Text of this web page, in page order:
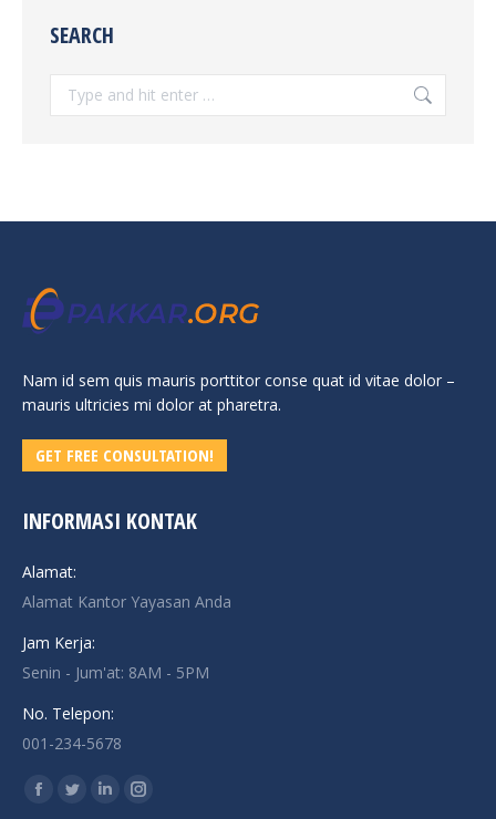
SEARCH
Search:
Nam id sem quis mauris porttitor conse quat id vitae dolor –
mauris ultricies mi dolor at pharetra.
GET FREE CONSULTATION!
INFORMASI KONTAK
Alamat:
Alamat Kantor Yayasan Anda
Jam Kerja:
Senin - Jum'at: 8AM - 5PM
No. Telepon:
001-234-5678
Find us on:
Facebook
TwitterLinkedinInstagram